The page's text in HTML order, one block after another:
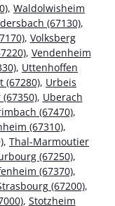
, Waldolwisheim
(67130),
, Volksberg
, Vendenheim
, Uttenhoffen
(67280), Urbeis
, Uberach
(67470),
(67310),
, Thal-Marmoutier
(67250),
(67370),
(67200),
, Stotzheim